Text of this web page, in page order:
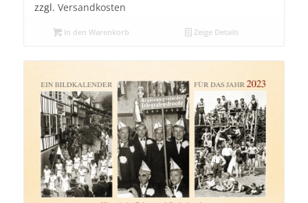
zzgl. Versandkosten
In den Warenkorb Zeige Details